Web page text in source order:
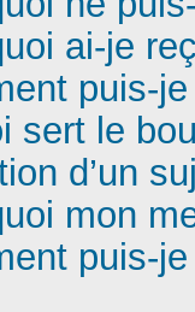
ai-je
puis-
sert le
d’un
mon
puis-